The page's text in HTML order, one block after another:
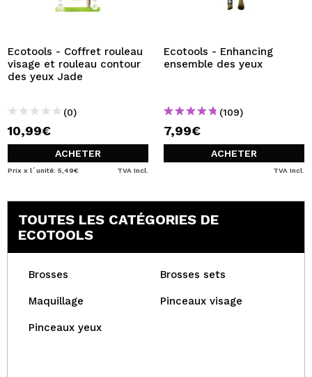
effectuer vos achats rapidement, vérifier l'état de vos
commandes et consulter vos opérations précédentes.
CRÉER UN COMPTE
Ecotools - Coffret rouleau
visage et rouleau contour
des yeux Jade
(0)
10,99€
ACHETER
Prix x l´unité: 5,49€ TVA Incl.
Ecotools - Enhancing
ensemble des yeux
(109)
7,99€
ACHETER
TVA Incl.
TOUTES LES CATÉGORIES DE
ECOTOOLS
Brosses Brosses sets
Maquillage Pinceaux visage
Pinceaux yeux